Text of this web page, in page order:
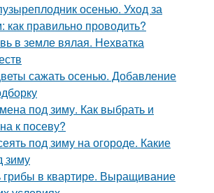
осенью. Уход за
как правильно проводить?
в земле вялая. Нехватка
сажать осенью. Добавление
под зиму. Как выбрать и
к посеву?
под зиму на огороде. Какие
зиму
грибы в квартире. Выращивание